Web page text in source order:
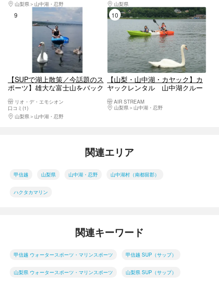
山梨県
山中湖・忍野
山梨県
【SUPで湖上散策／今話題のス
ポーツ】雄大な富士山をバック
リオ・デ・エモシオン
口コミ(1)
山梨県
山中湖・忍野
10位
【山梨・山中湖・カヤック】カ
ヤックレンタル 山中湖クルー
AIR STREAM
山梨県
山中湖・忍野
関連エリア
甲信越 山梨県 山中湖・忍野 山中湖村（南都留郡）
ハクタカマリン
関連キーワード
甲信越 ウォータースポーツ・マリンスポーツ 甲信越 SUP（サップ）
山梨県 ウォータースポーツ・マリンスポーツ 山梨県 SUP（サップ）